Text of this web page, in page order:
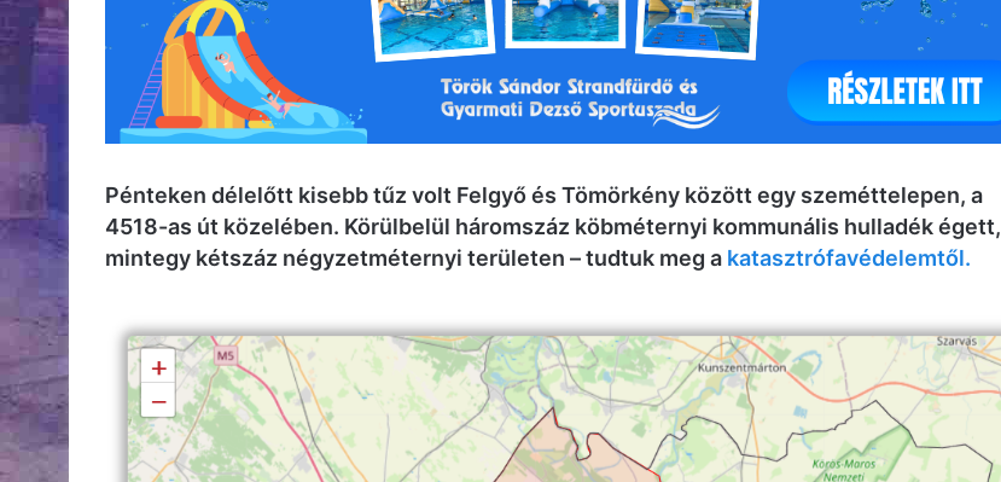
Pénteken délelőtt kisebb tűz volt Felgyő és Tömörkény között egy szeméttelepen, a
4518-as út közelében. Körülbelül háromszáz köbméternyi kommunális hulladék égett,
mintegy kétszáz négyzetméternyi területen – tudtuk meg a katasztrófavédelemtől.